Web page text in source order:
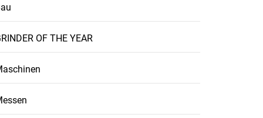
OF THE YEAR